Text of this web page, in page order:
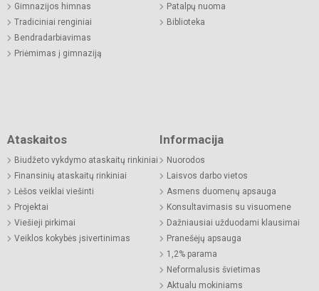
Gimnazijos himnas
Tradiciniai renginiai
Bendradarbiavimas
Priėmimas į gimnaziją
Patalpų nuoma
Biblioteka
Ataskaitos
Biudžeto vykdymo ataskaitų rinkiniai
Finansinių ataskaitų rinkiniai
Lėšos veiklai viešinti
Projektai
Viešieji pirkimai
Veiklos kokybės įsivertinimas
Informacija
Nuorodos
Laisvos darbo vietos
Asmens duomenų apsauga
Konsultavimasis su visuomene
Dažniausiai užduodami klausimai
Pranešėjų apsauga
1,2% parama
Neformalusis švietimas
Aktualu mokiniams